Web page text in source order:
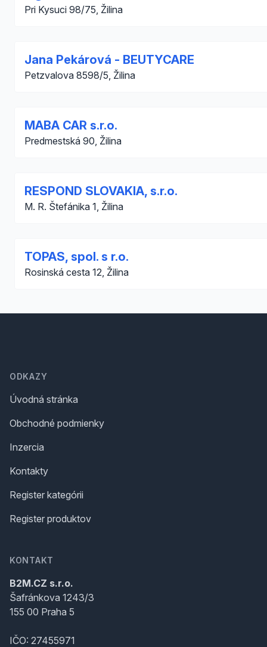
Pri Kysuci 98/75, Žilina
Jana Pekárová - BEUTYCARE
Petzvalova 8598/5, Žilina
MABA CAR s.r.o.
Predmestská 90, Žilina
RESPOND SLOVAKIA, s.r.o.
M. R. Štefánika 1, Žilina
TOPAS, spol. s r.o.
Rosinská cesta 12, Žilina
ODKAZY
Úvodná stránka
Obchodné podmienky
Inzercia
Kontakty
Register kategórii
Register produktov
KONTAKT
B2M.CZ s.r.o.
Šafránkova 1243/3
155 00 Praha 5
IČO: 27455971